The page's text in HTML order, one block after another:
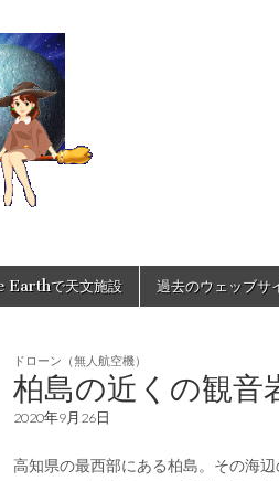
D70の
Earthで天文施設 過去のウェッブサ
ドローン（無人航空機）
柏島の近くの観音
2020年9月26日
高知県の最西部にある柏島。その海